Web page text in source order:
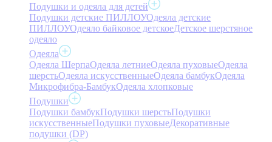
Подушки и одеяла для детей
Подушки детские ПИЛЛОУОдеяла детские
ПИЛЛОУОдеяло байковое детскоеДетское шерстяное
одеяло
Одеяла
Одеяла ШерпаОдеяла летниеОдеяла пуховыеОдеяла
шерстьОдеяла искусственныеОдеяла бамбукОдеяла
Микрофибра-БамбукОдеяла хлопковые
Подушки
Подушки бамбукПодушки шерстьПодушки
искусственныеПодушки пуховыеДекоративные
подушки (DP)